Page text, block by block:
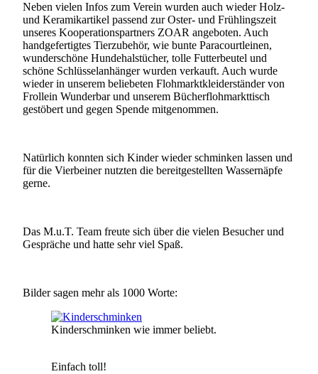
Neben vielen Infos zum Verein wurden auch wieder Holz-
und Keramikartikel passend zur Oster- und Frühlingszeit
unseres Kooperationspartners ZOAR angeboten. Auch
handgefertigtes Tierzubehör, wie bunte Paracourtleinen,
wunderschöne Hundehalstücher, tolle Futterbeutel und
schöne Schlüsselanhänger wurden verkauft. Auch wurde
wieder in unserem beliebeten Flohmarktkleiderständer von
Frollein Wunderbar und unserem Bücherflohmarkttisch
gestöbert und gegen Spende mitgenommen.
Natürlich konnten sich Kinder wieder schminken lassen und
für die Vierbeiner nutzten die bereitgestellten Wassernäpfe
gerne.
Das M.u.T. Team freute sich über die vielen Besucher und
Gespräche und hatte sehr viel Spaß.
Bilder sagen mehr als 1000 Worte:
Kinderschminken wie immer beliebt.
Einfach toll!